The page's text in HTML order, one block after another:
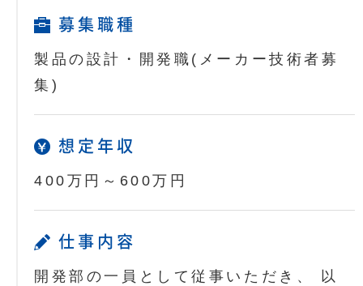
募集職種
製品の設計・開発職(メーカー技術者募
集)
想定年収
400万円～600万円
仕事内容
開発部の一員として従事いただき、 以